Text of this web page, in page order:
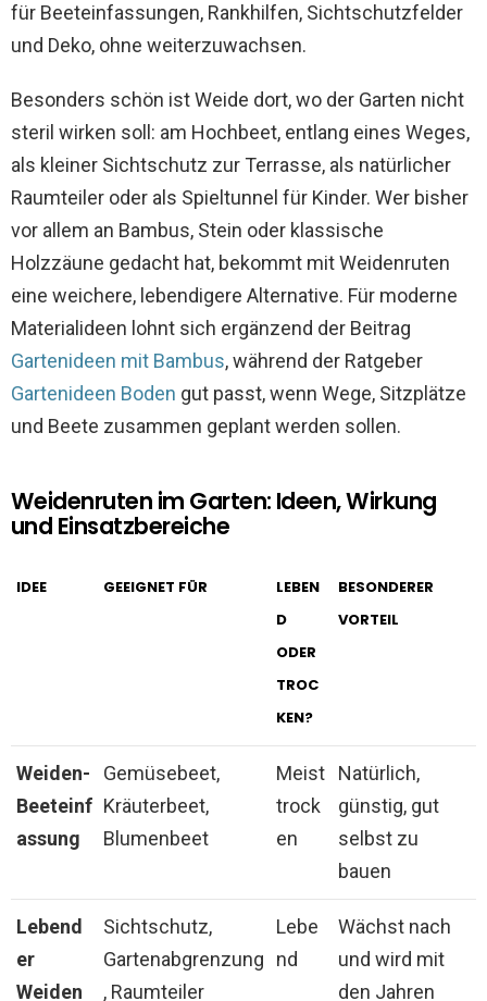
für Beeteinfassungen, Rankhilfen, Sichtschutzfelder
und Deko, ohne weiterzuwachsen.
Besonders schön ist Weide dort, wo der Garten nicht
steril wirken soll: am Hochbeet, entlang eines Weges,
als kleiner Sichtschutz zur Terrasse, als natürlicher
Raumteiler oder als Spieltunnel für Kinder. Wer bisher
vor allem an Bambus, Stein oder klassische
Holzzäune gedacht hat, bekommt mit Weidenruten
eine weichere, lebendigere Alternative. Für moderne
Materialideen lohnt sich ergänzend der Beitrag
Gartenideen mit Bambus, während der Ratgeber
Gartenideen Boden gut passt, wenn Wege, Sitzplätze
und Beete zusammen geplant werden sollen.
Weidenruten im Garten: Ideen, Wirkung
und Einsatzbereiche
IDEE GEEIGNET FÜR
LEBEN
D
ODER
TROC
KEN?
BESONDERER
VORTEIL
Weiden-
Beeteinf
assung
Gemüsebeet,
Kräuterbeet,
Blumenbeet
Meist
trock
en
Natürlich,
günstig, gut
selbst zu
bauen
Lebend
er
Weiden
Sichtschutz,
Gartenabgrenzung
, Raumteiler
Lebe
nd
Wächst nach
und wird mit
den Jahren